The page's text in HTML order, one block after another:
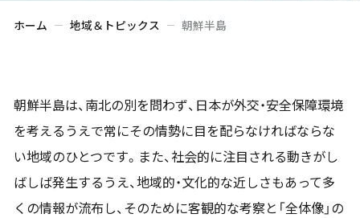
ホーム 地域＆トピックス 朝鮮半島
朝鮮半島は、南北の別を問わず、日本が外交・安全保障環境
を考えるうえで常にその情勢に目を配らなければならな
い地域のひとつです。また、社会的に注目される動きがし
ばしば発生するうえ、地域的・文化的な近しさもあって多
くの情報が流布し、そのために客観的な考察と「全体像」の